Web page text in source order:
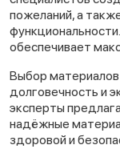
пожеланий, а
функциональности.
обеспечивает
Выбор материалов
долговечность и
эксперты
надёжные
здоровой и